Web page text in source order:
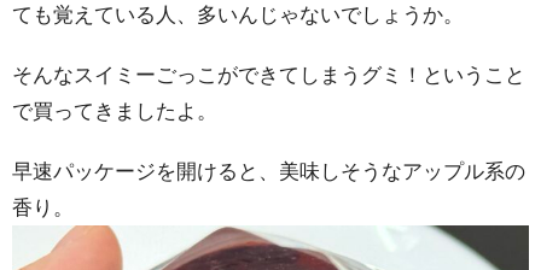
ても覚えている人、多いんじゃないでしょうか。
そんなスイミーごっこができてしまうグミ！ということ
で買ってきましたよ。
早速パッケージを開けると、美味しそうなアップル系の
香り。